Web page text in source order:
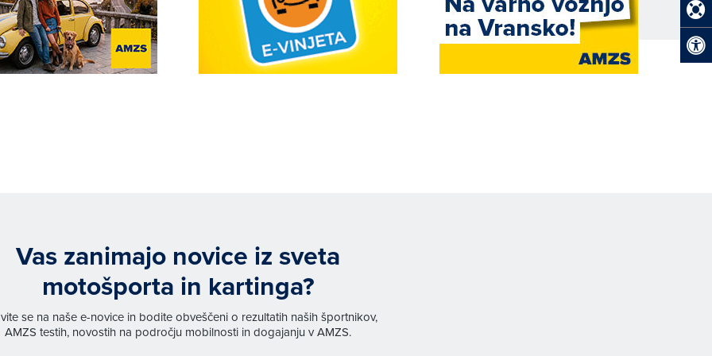
Vas zanimajo novice iz sveta
motošporta in kartinga?
se na naše e-novice in bodite obveščeni o rezultatih naših športnikov,
AMZS testih, novostih na področju mobilnosti in dogajanju v AMZS.